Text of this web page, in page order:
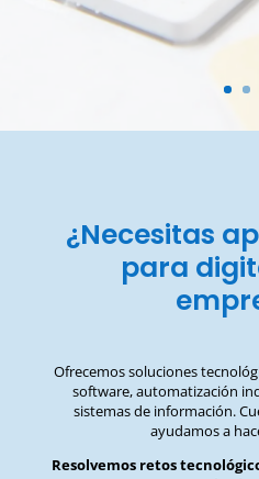
¿Necesitas
para
Ofrecemos soluciones
software, automatización
sistemas de información.
ayudamos a
Resolvemos retos